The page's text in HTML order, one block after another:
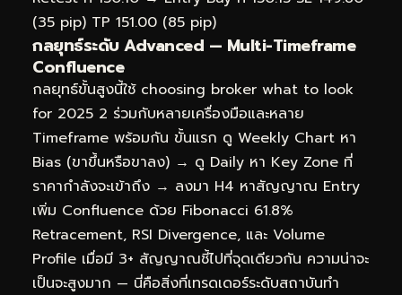
(35 pip) TP 151.00 (85 pip)
กลยุทธ์ระดับ Advanced — Multi-Timeframe
Confluence
กลยุทธ์ขั้นสูงนี้ใช้ choosing broker what to look
for 2025 2 ร่วมกับหลายเครื่องมือและหลาย
Timeframe พร้อมกัน ขั้นแรก ดู Weekly Chart หา
Bias (ขาขึ้นหรือขาลง) → ดู Daily หา Key Zone ที่
ราคากำลังจะเข้าถึง → ลงมา H4 หาสัญญาณ Entry
เพิ่ม Confluence ด้วย Fibonacci 61.8%
Retracement, RSI Divergence, และ Volume
Profile เมื่อมี 3+ สัญญาณชี้ไปที่จุดเดียวกัน ความน่าจะ
เป็นจะสูงมาก — นี่คือสิ่งที่เทรดเดอร์ระดับสถาบันทำ